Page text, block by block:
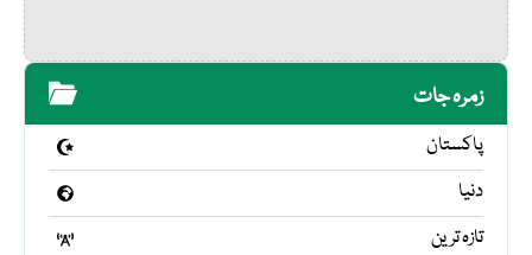
زمرہ جات
پاکستان
دنیا
تازہ ترین